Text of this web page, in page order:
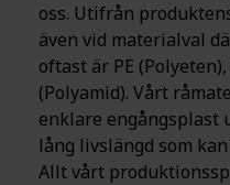
oss. Utifrån
även vid materialval
oftast är PE
(Polyamid). Vårt
enklare engångsplast
lång livslängd som
Allt vårt